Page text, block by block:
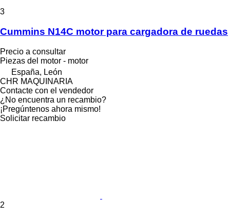
3
Cummins N14C motor para cargadora de ruedas
Precio a consultar
Piezas del motor - motor
España, León
CHR MAQUINARIA
Contacte con el vendedor
¿No encuentra un recambio?
¡Pregúntenos ahora mismo!
Solicitar recambio
2